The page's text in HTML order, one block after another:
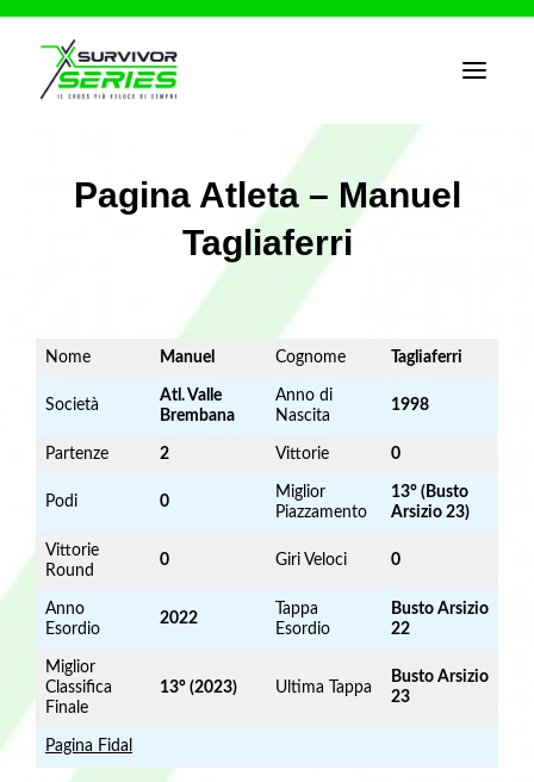
T
Pagina Atleta – Manuel
Tagliaferri
Nome Manuel Cognome Tagliaferri
Società
Atl. Valle
Brembana
Anno di
Nascita
1998
Partenze 2 Vittorie 0
Podi 0
Miglior
Piazzamento
13° (Busto
Arsizio 23)
Vittorie
Round
0 Giri Veloci 0
Anno
Esordio
2022
Tappa
Esordio
Busto Arsizio
22
Miglior
Classifica
Finale
13° (2023) Ultima Tappa
Busto Arsizio
23
Pagina Fidal